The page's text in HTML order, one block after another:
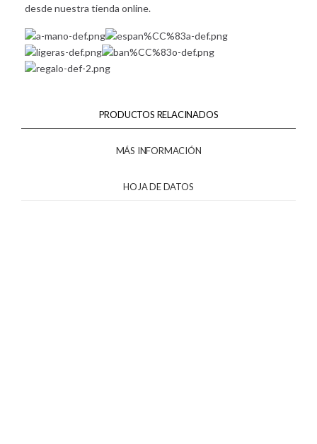
desde nuestra tienda online.
PRODUCTOS RELACINADOS
MÁS INFORMACIÓN
HOJA DE DATOS